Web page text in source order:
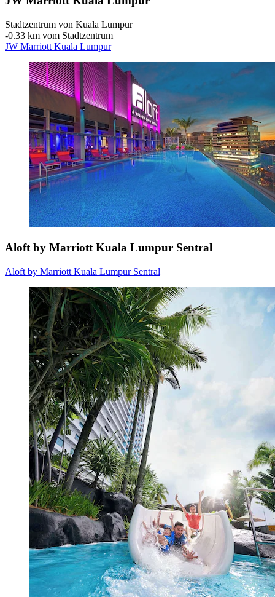
Stadtzentrum von Kuala Lumpur
‐0.33 km vom Stadtzentrum
JW Marriott Kuala Lumpur
Aloft by Marriott Kuala Lumpur Sentral
Aloft by Marriott Kuala Lumpur Sentral